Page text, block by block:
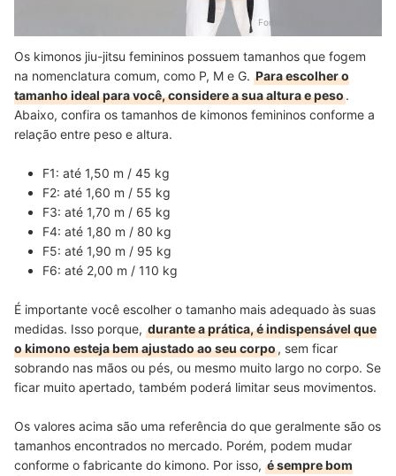
Fonte:
Os kimonos jiu-jitsu femininos possuem tamanhos que fogem
na nomenclatura comum, como P, M e G. Para escolher o
tamanho ideal para você, considere a sua altura e peso.
Abaixo, confira os tamanhos de kimonos femininos conforme a
relação entre peso e altura.
F1: até 1,50 m / 45 kg
F2: até 1,60 m / 55 kg
F3: até 1,70 m / 65 kg
F4: até 1,80 m / 80 kg
F5: até 1,90 m / 95 kg
F6: até 2,00 m / 110 kg
É importante você escolher o tamanho mais adequado às suas
medidas. Isso porque, durante a prática, é indispensável que
o kimono esteja bem ajustado ao seu corpo, sem ficar
sobrando nas mãos ou pés, ou mesmo muito largo no corpo. Se
ficar muito apertado, também poderá limitar seus movimentos.
Os valores acima são uma referência do que geralmente são os
tamanhos encontrados no mercado. Porém, podem mudar
conforme o fabricante do kimono. Por isso, é sempre bom